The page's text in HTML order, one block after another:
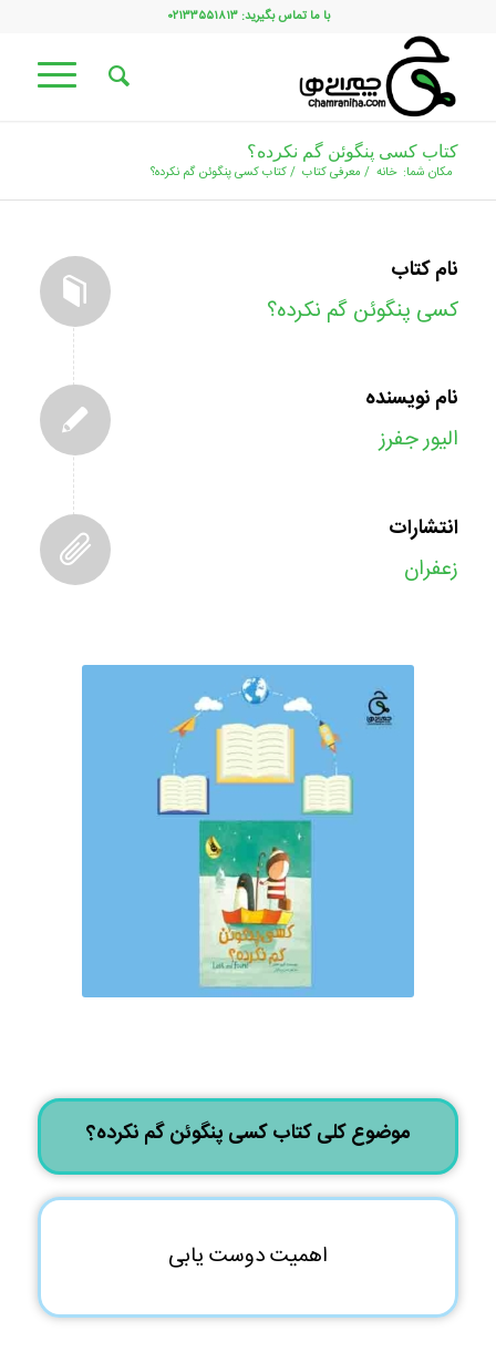
با ما تماس بگیرید: ۰۲۱۳۳۵۵۱۸۱۳
کتاب کسی پنگوئن گم نکرده؟
مکان شما: خانه / معرفی کتاب /کتاب کسی پنگوئن گم نکرده؟
نام کتاب
کسی پنگوئن گم نکرده؟
نام نویسنده
الیور جفرز
انتشارات
زعفران
موضوع کلی کتاب کسی پنگوئن گم نکرده؟
اهمیت دوست یابی